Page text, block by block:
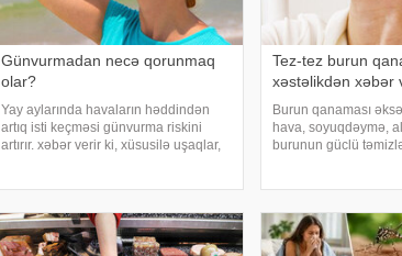
Günvurmadan necə qorunmaq
olar?
Yay aylarında havaların həddindən
artıq isti keçməsi günvurma riskini
artırır. xəbər verir ki, xüsusilə uşaqlar,
qorunma
Tez-tez burun
xəstəlikdən xəbər
Burun qanaması
hava, soyuqdəymə,
burunun güclü
dayanırsa, mütlə